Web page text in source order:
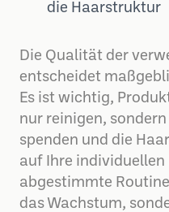
die Haarstruktur
Die Qualität der
entscheidet
Es ist wichtig,
nur reinigen,
spenden und die
auf Ihre individuellen
abgestimmte
das Wachstum,